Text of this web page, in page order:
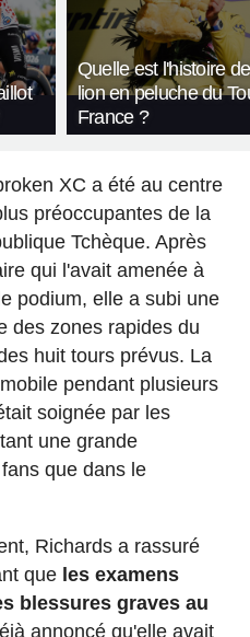
Quelle est l'histoire
lion en peluche du
France ?
XC a été au centre
préoccupantes de la
Tchèque. Après
qui l'avait amenée à
podium, elle a subi une
des zones rapides du
huit tours prévus. La
pendant plusieurs
soignée par les
une grande
que dans le
Richards a rassuré
que les examens
blessures graves au
annoncé qu'elle avait